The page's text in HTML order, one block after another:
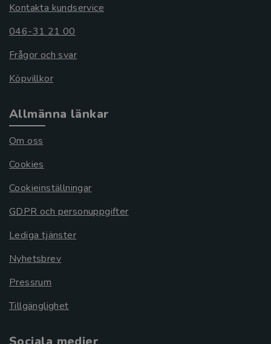
Kontakta kundservice
046-31 21 00
Frågor och svar
Köpvillkor
Allmänna länkar
Om oss
Cookies
Cookieinställningar
GDPR och personuppgifter
Lediga tjänster
Nyhetsbrev
Pressrum
Tillgänglighet